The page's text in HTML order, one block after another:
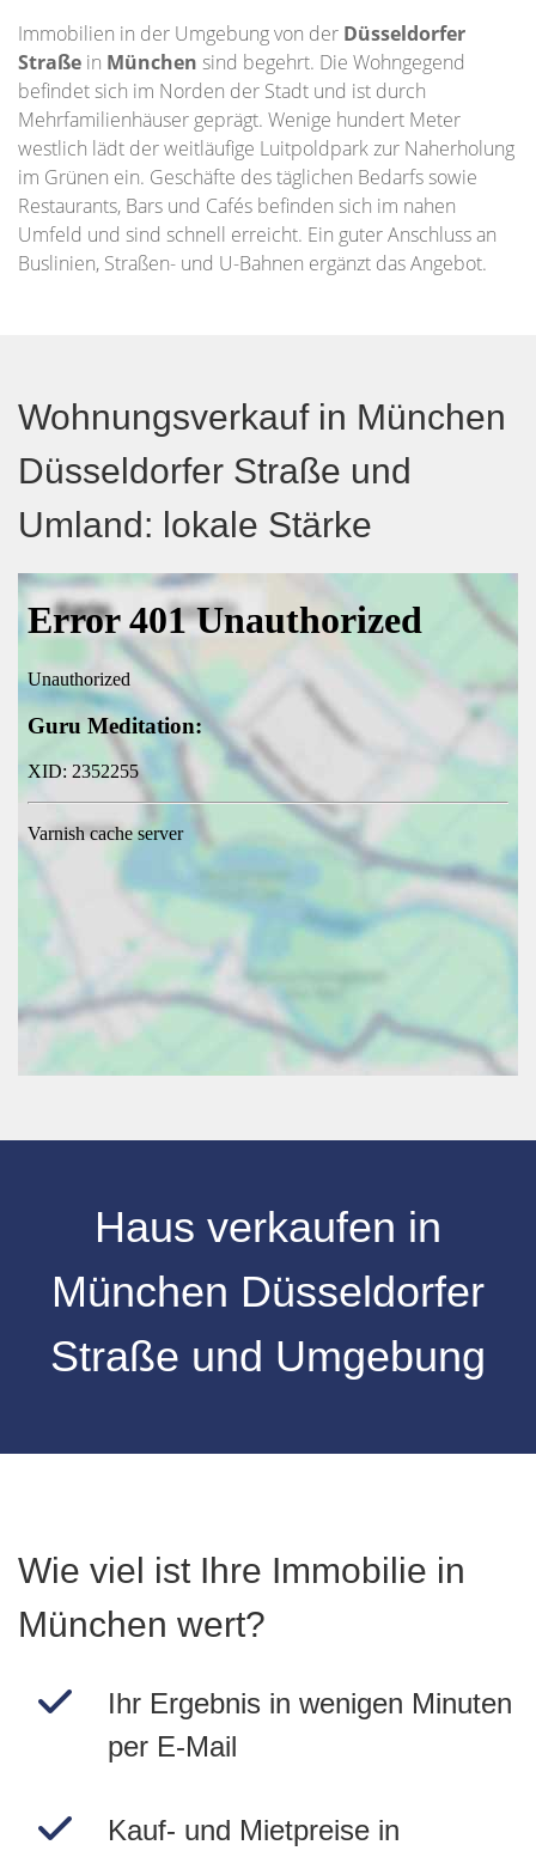
Immobilien in der Umgebung von der Düsseldorfer
Straße in München sind begehrt. Die Wohngegend
befindet sich im Norden der Stadt und ist durch
Mehrfamilienhäuser geprägt. Wenige hundert Meter
westlich lädt der weitläufige Luitpoldpark zur Naherholung
im Grünen ein. Geschäfte des täglichen Bedarfs sowie
Restaurants, Bars und Cafés befinden sich im nahen
Umfeld und sind schnell erreicht. Ein guter Anschluss an
Buslinien, Straßen- und U-Bahnen ergänzt das Angebot.
Wohnungsverkauf in München
Düsseldorfer Straße und
Umland: lokale Stärke
Haus verkaufen in
München Düsseldorfer
Straße und Umgebung
Wie viel ist Ihre Immobilie in
München wert?
Ihr Ergebnis in wenigen Minuten
per E-Mail
Kauf- und Mietpreise in